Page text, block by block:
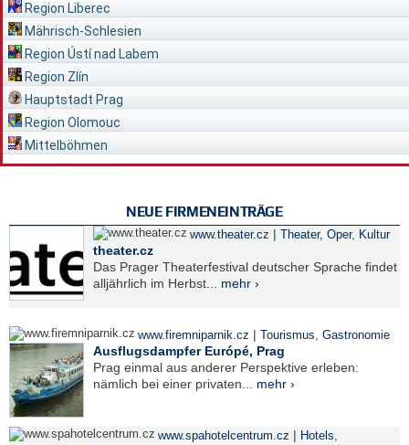
Region Liberec
Mährisch-Schlesien
Region Ústí nad Labem
Region Zlín
Hauptstadt Prag
Region Olomouc
Mittelböhmen
NEUE FIRMENEINTRÄGE
www.theater.cz | Theater, Oper, Kultur
theater.cz
Das Prager Theaterfestival deutscher Sprache findet
alljährlich im Herbst... mehr ›
www.firemniparnik.cz | Tourismus, Gastronomie
Ausflugsdampfer Európé, Prag
Prag einmal aus anderer Perspektive erleben:
nämlich bei einer privaten... mehr ›
www.spahotelcentrum.cz | Hotels,